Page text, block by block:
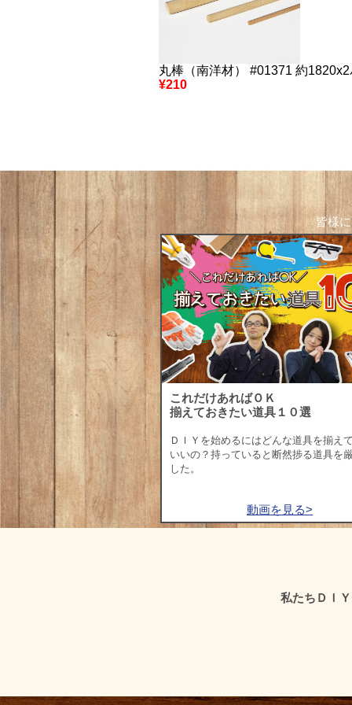
丸棒（南洋材） #01371 約
¥210
皆様
これだけあればＯＫ
揃えておきたい道具１０選
ＤＩＹを始めるにはどんな道具を揃え
いいの？持っていると断然捗る道具を
した。
動画を見る>
私たちＤＩ